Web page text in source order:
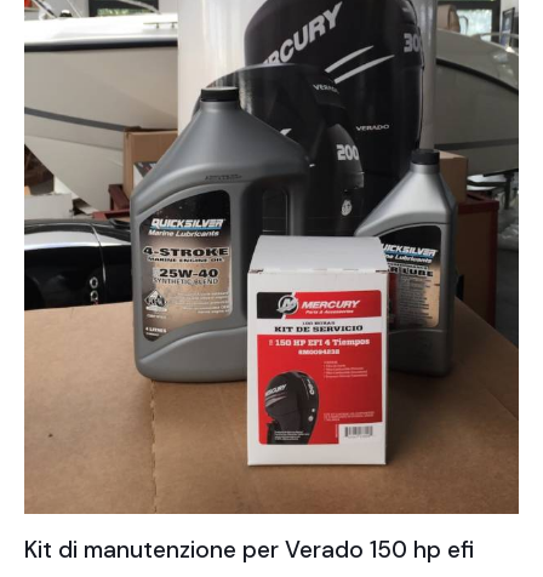
Kit di manutenzione per Verado 150 hp efi